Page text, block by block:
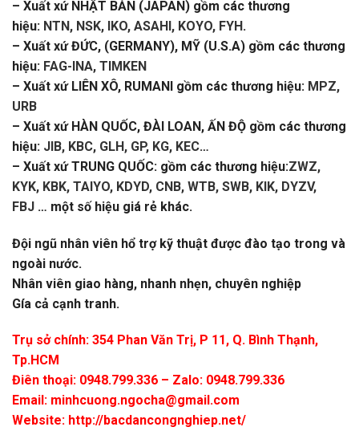
– Xuất xứ NHẬT BẢN (JAPAN) gồm các thương
hiệu: NTN, NSK, IKO, ASAHI, KOYO, FYH.
– Xuất xứ ĐỨC, (GERMANY), MỸ (U.S.A) gồm các thương
hiệu: FAG-INA, TIMKEN
– Xuất xứ LIÊN XÔ, RUMANI gồm các thương hiệu: MPZ,
URB
– Xuất xứ HÀN QUỐC, ĐÀI LOAN, ẤN ĐỘ gồm các thương
hiệu: JIB, KBC, GLH, GP, KG, KEC…
– Xuất xứ TRUNG QUỐC: gồm các thương hiệu:ZWZ,
KYK, KBK, TAIYO, KDYD, CNB, WTB, SWB, KIK, DYZV,
FBJ … một số hiệu giá rẻ khác.
Đội ngũ nhân viên hổ trợ kỹ thuật được đào tạo trong và
ngoài nước.
Nhân viên giao hàng, nhanh nhẹn, chuyên nghiệp
Gía cả cạnh tranh.
Trụ sở chính: 354 Phan Văn Trị, P 11, Q. Bình Thạnh,
Tp.HCM
Điên thoại: 0948.799.336 – Zalo: 0948.799.336
Email: minhcuong.ngocha@gmail.com
Website: http://bacdancongnghiep.net/